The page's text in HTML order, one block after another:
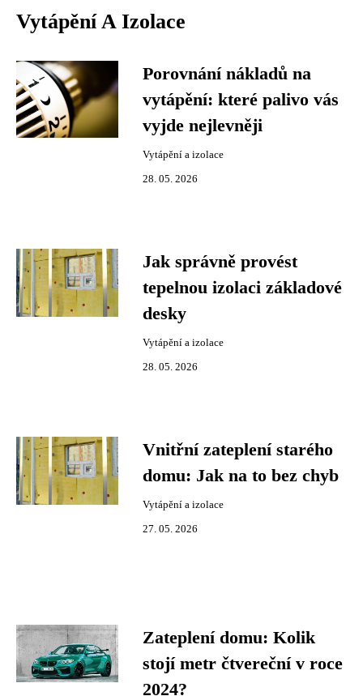
Vytápění A Izolace
Porovnání nákladů na
vytápění: které palivo vás
vyjde nejlevněji
Vytápění a izolace
28. 05. 2026
Jak správně provést
tepelnou izolaci základové
desky
Vytápění a izolace
28. 05. 2026
Vnitřní zateplení starého
domu: Jak na to bez chyb
Vytápění a izolace
27. 05. 2026
Zateplení domu: Kolik
stojí metr čtvereční v roce
2024?